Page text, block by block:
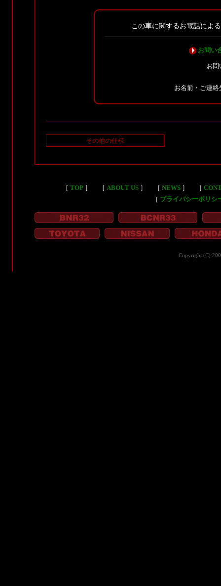
この車に関するお電話によ
お問い
お問
お名前・ご連
その他の仕様
［ TOP］ ［ ABOUT US］ ［ NEWS］ ［
［ プライバシーポリシ
Copyright (C)